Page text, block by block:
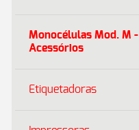
Monocélulas Mod. M -
Acessórios
Etiquetadoras